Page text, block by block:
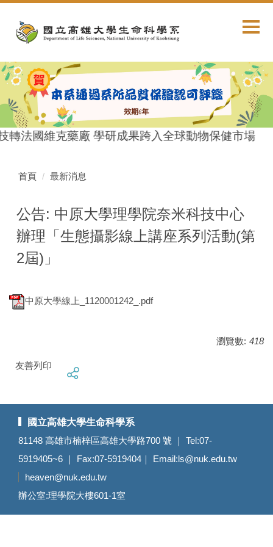
內
容
轉法國維克藥廠 學研成果跨入全球動物保健市場
首頁 最新消息
公告: 中原大學理學院奈米科技中心
辦理「生態攝影線上講座系列活動(第
2屆)」
中原大學線上_1120001242_.pdf
瀏覽數: 418
友善列印
國立高雄大學生命科學系
81148 高雄市楠梓區高雄大學路700 號 ｜ Tel:07-
5919405~6 ｜ Fax:07-5919404｜ Email:ls@nuk.edu.tw
heaven@nuk.edu.tw
辦公室:理學院大樓601-1室